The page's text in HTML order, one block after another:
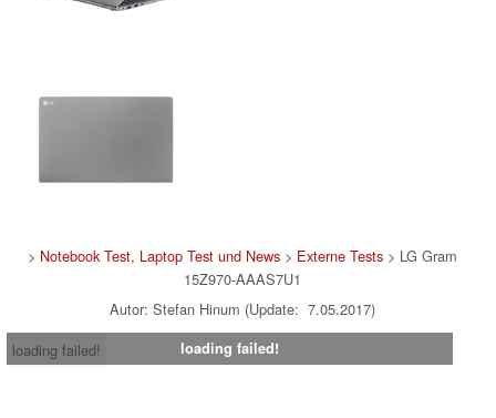
> Notebook Test, Laptop Test und News > Externe Tests > LG Gram
15Z970-AAAS7U1
Autor: Stefan Hinum (Update: 7.05.2017)
loading failed!
loading failed!